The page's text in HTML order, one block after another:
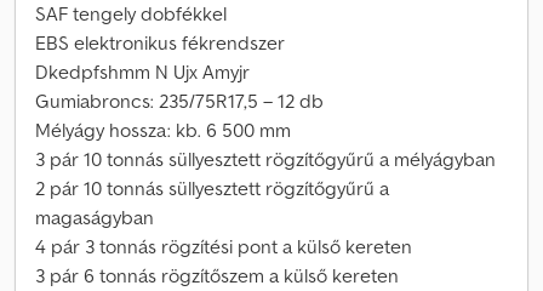
SAF tengely dobfékkel
EBS elektronikus fékrendszer
Dkedpfshmm N Ujx Amyjr
Gumiabroncs: 235/75R17,5 – 12 db
Mélyágy hossza: kb. 6 500 mm
3 pár 10 tonnás süllyesztett rögzítőgyűrű a mélyágyban
2 pár 10 tonnás süllyesztett rögzítőgyűrű a
magaságyban
4 pár 3 tonnás rögzítési pont a külső kereten
3 pár 6 tonnás rögzítőszem a külső kereten